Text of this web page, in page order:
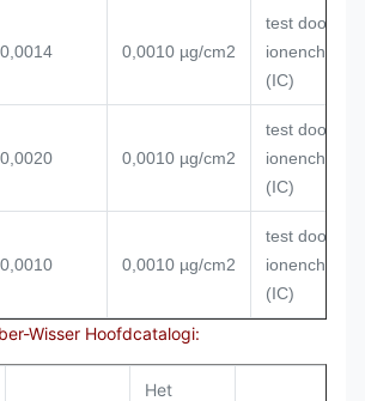
0,0014 0,0010 µg/cm2
test door
(IC)
0,0020 0,0010 µg/cm2
test door
(IC)
0,0010 0,0010 µg/cm2
test door
(IC)
Wisser Hoofdcatalogi:
Het